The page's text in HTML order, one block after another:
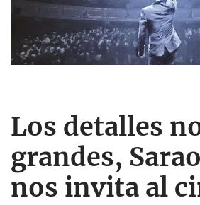
Los detalles
grandes,
nos invita al